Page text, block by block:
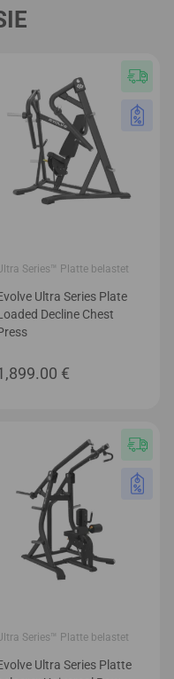
Series™ Platte belastet
Ultra Series Plate
Decline Chest
€
Series™ Platte belastet
Ultra Series Platte